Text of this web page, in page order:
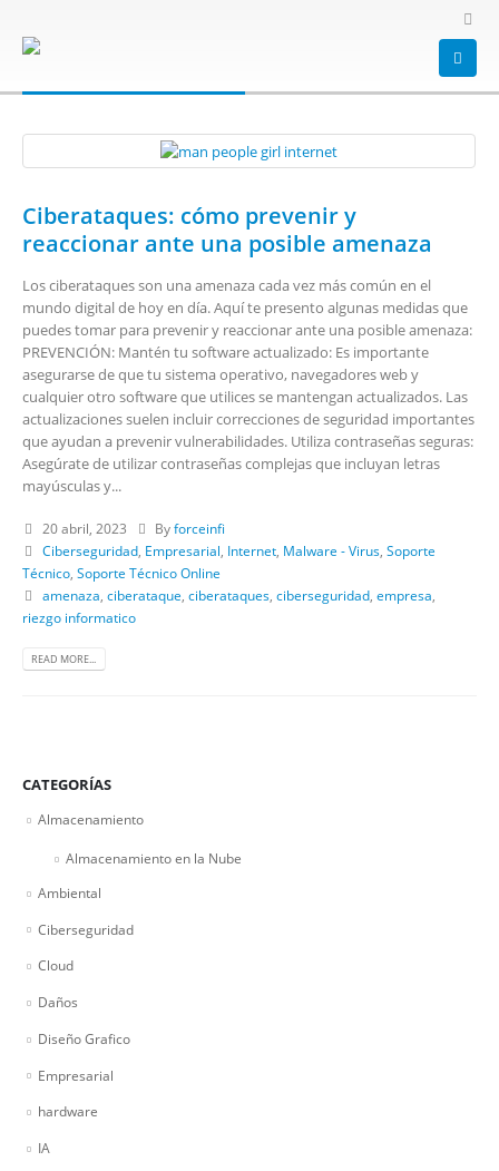
riezgo informatico
Ciberataques: cómo prevenir y
reaccionar ante una posible amenaza
Los ciberataques son una amenaza cada vez más común en el
mundo digital de hoy en día. Aquí te presento algunas medidas que
puedes tomar para prevenir y reaccionar ante una posible amenaza:
PREVENCIÓN: Mantén tu software actualizado: Es importante
asegurarse de que tu sistema operativo, navegadores web y
cualquier otro software que utilices se mantengan actualizados. Las
actualizaciones suelen incluir correcciones de seguridad importantes
que ayudan a prevenir vulnerabilidades. Utiliza contraseñas seguras:
Asegúrate de utilizar contraseñas complejas que incluyan letras
mayúsculas y...
20 abril, 2023 Byforceinfi
Ciberseguridad, Empresarial, Internet, Malware - Virus, Soporte
Técnico, Soporte Técnico Online
amenaza, ciberataque, ciberataques, ciberseguridad, empresa,
riezgo informatico
READ MORE...
CATEGORÍAS
Almacenamiento
Almacenamiento en la Nube
Ambiental
Ciberseguridad
Cloud
Daños
Diseño Grafico
Empresarial
hardware
IA